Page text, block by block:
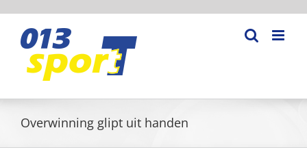
inhoud
Overwinning glipt uit handen